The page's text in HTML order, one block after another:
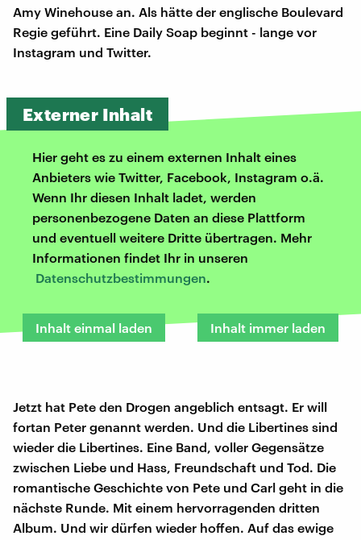
Amy Winehouse an. Als hätte der englische Boulevard
Regie geführt. Eine Daily Soap beginnt - lange vor
Instagram und Twitter.
Externer Inhalt
Hier geht es zu einem externen Inhalt eines
Anbieters wie Twitter, Facebook, Instagram o.ä.
Wenn Ihr diesen Inhalt ladet, werden
personenbezogene Daten an diese Plattform
und eventuell weitere Dritte übertragen. Mehr
Informationen findet Ihr in unseren
Datenschutzbestimmungen.
Inhalt einmal laden Inhalt immer laden
Jetzt hat Pete den Drogen angeblich entsagt. Er will
fortan Peter genannt werden. Und die Libertines sind
wieder die Libertines. Eine Band, voller Gegensätze
zwischen Liebe und Hass, Freundschaft und Tod. Die
romantische Geschichte von Pete und Carl geht in die
nächste Runde. Mit einem hervorragenden dritten
Album. Und wir dürfen wieder hoffen. Auf das ewige